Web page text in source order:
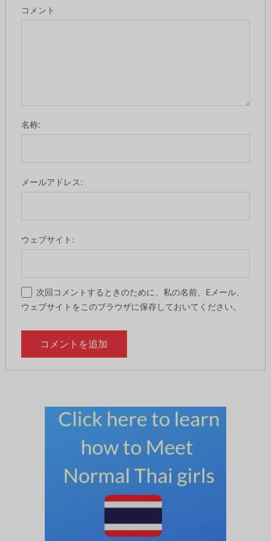
コメント
名称:
メールアドレス:
ウェブサイト:
次回コメントするときのために、私の名前、Eメール、
ウェブサイトをこのブラウザに保存しておいてください。